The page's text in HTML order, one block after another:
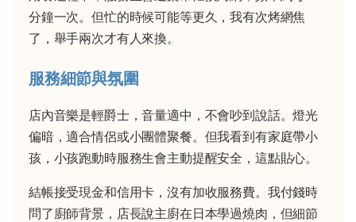
分鐘一次。但忙的時候可能等更久，我有次烤網焦
了，舉手兩次才有人來換。
服務細節與氛圍
店內音樂是輕爵士，音量適中，不會吵到說話。燈光
偏暗，適合情侶或小團體聚餐。但我看到有家庭帶小
孩，小孩跑動時服務生會主動提醒安全，這點貼心。
結帳接受現金和信用卡，沒有加收服務費。我付錢時
問了廚師背景，店長說主廚在日本學過燒肉，但細節